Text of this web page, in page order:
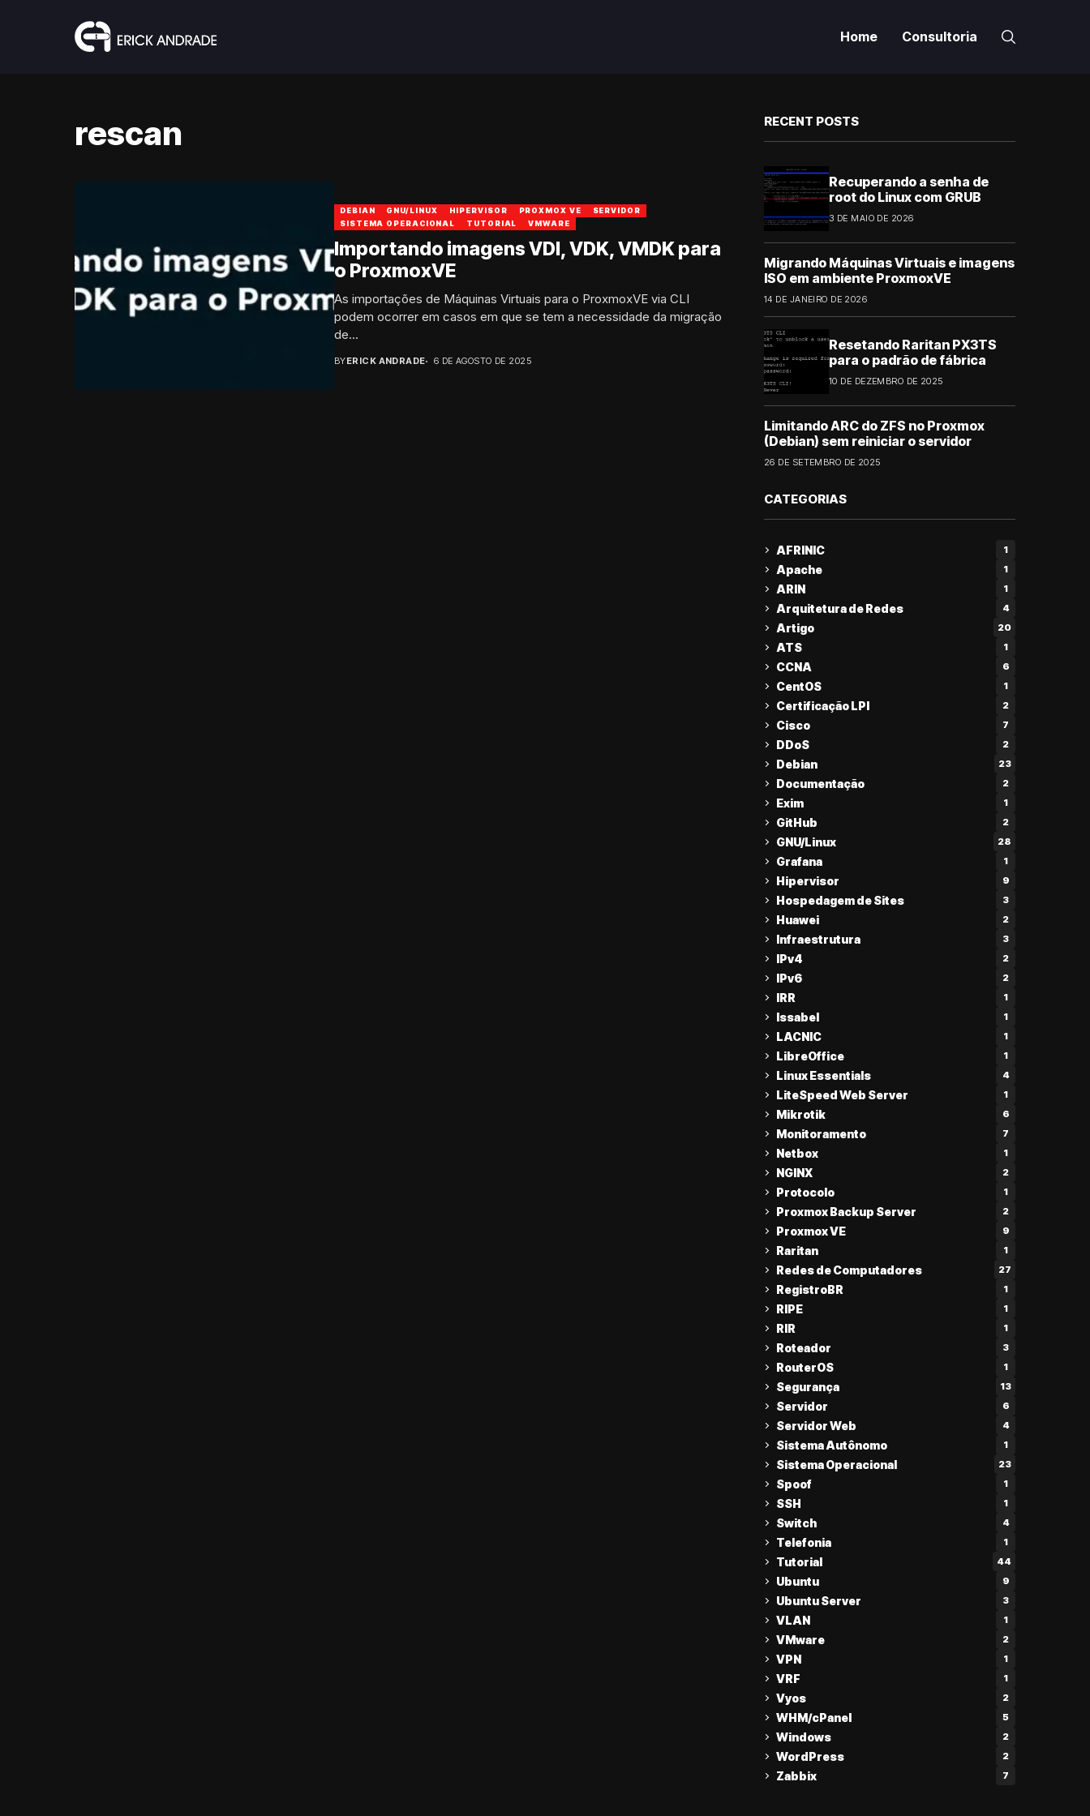
Home Consultoria
rescan
DEBIAN GNU/LINUX HIPERVISOR PROXMOX VE
SERVIDOR
SISTEMA OPERACIONAL
TUTORIAL VMWARE
Importando imagens VDI, VDK, VMDK para
o ProxmoxVE
As importações de Máquinas Virtuais para o ProxmoxVE via CLI
podem ocorrer em casos em que se tem a necessidade da migração
de...
BYERICK ANDRADE 6 DE AGOSTO DE 2025
RECENT POSTS
Recuperando a senha de
root do Linux com GRUB
3 DE MAIO DE 2026
Migrando Máquinas Virtuais e imagens
ISO em ambiente ProxmoxVE
14 DE JANEIRO DE 2026
Resetando Raritan PX3TS
para o padrão de fábrica
10 DE DEZEMBRO DE 2025
Limitando ARC do ZFS no Proxmox
(Debian) sem reiniciar o servidor
26 DE SETEMBRO DE 2025
CATEGORIAS
AFRINIC 1
Apache 1
ARIN 1
Arquitetura de Redes 4
Artigo 20
ATS 1
CCNA 6
CentOS 1
Certificação LPI 2
Cisco 7
DDoS 2
Debian 23
Documentação 2
Exim 1
GitHub 2
GNU/Linux 28
Grafana 1
Hipervisor 9
Hospedagem de Sites 3
Huawei 2
Infraestrutura 3
IPv4 2
IPv6 2
IRR 1
Issabel 1
LACNIC 1
LibreOffice 1
Linux Essentials 4
LiteSpeed Web Server 1
Mikrotik 6
Monitoramento 7
Netbox 1
NGINX 2
Protocolo 1
Proxmox Backup Server 2
Proxmox VE 9
Raritan 1
Redes de Computadores 27
RegistroBR 1
RIPE 1
RIR 1
Roteador 3
RouterOS 1
Segurança 13
Servidor 6
Servidor Web 4
Sistema Autônomo 1
Sistema Operacional 23
Spoof 1
SSH 1
Switch 4
Telefonia 1
Tutorial 44
Ubuntu 9
Ubuntu Server 3
VLAN 1
VMware 2
VPN 1
VRF 1
Vyos 2
WHM/cPanel 5
Windows 2
WordPress 2
Zabbix 7